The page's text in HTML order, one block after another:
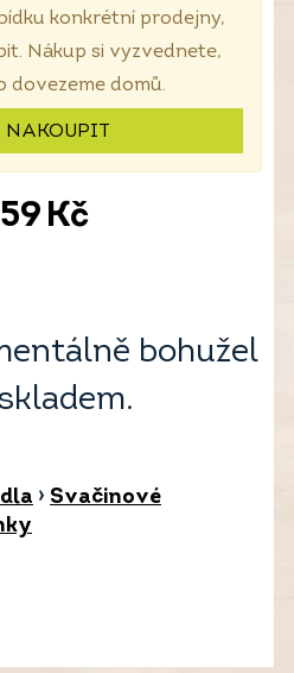
konkrétní prodejny,
Nákup si vyzvednete,
dovezeme domů.
59 Kč
bohužel
› Svačinové